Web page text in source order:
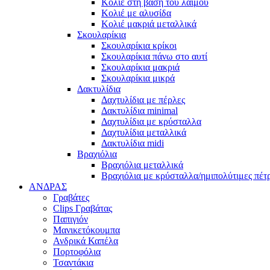
Κολιέ με αλυσίδα
Κολιέ μακριά μεταλλικά
Σκουλαρίκια
Σκουλαρίκια κρίκοι
Σκουλαρίκια πάνω στο αυτί
Σκουλαρίκια μακριά
Σκουλαρίκια μικρά
Δακτυλίδια
Δαχτυλίδια με πέρλες
Δακτυλίδια minimal
Δαχτυλίδια με κρύσταλλα
Δαχτυλίδια μεταλλικά
Δακτυλίδια midi
Βραχιόλια
Βραχιόλια μεταλλικά
Βραχιόλια με κρύσταλλα/ημιπολύτιμες
ΑΝΔΡΑΣ
Γραβάτες
Clips Γραβάτας
Παπιγιόν
Μανικετόκουμπα
Ανδρικά Καπέλα
Πορτοφόλια
Τσαντάκια